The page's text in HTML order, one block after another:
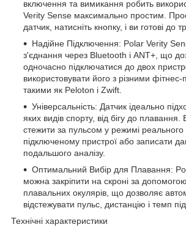
включення та вимикання робить
Verity Sense максимально простим.
датчик, натисніть кнопку, і ви готові до
Надійне Підключення: Polar Verity
з'єднання через Bluetooth і ANT+, що
одночасно підключатися до двох
використовувати його з різними
такими як Peloton і Zwift.
Універсальність: Датчик ідеально
яких видів спорту, від бігу до
стежити за пульсом у режимі реального
підключеному пристрої або записати
подальшого аналізу.
Оптимальний Вибір для Плавання:
можна закріпити на скроні за
плавальних окулярів, що дозволяє
відстежувати пульс, дистанцію і темп
Технічні характеристики